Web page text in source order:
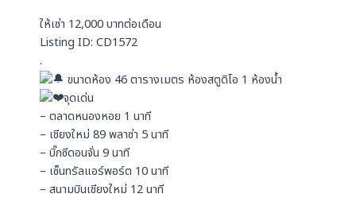
p
p
ให้เช่า 12,000 บาทต่อเดือน
Listing ID: CD1572
.
ขนาดห้อง 46 ตารางเมตร ห้องสตูดิโอ 1 ห้องน้ำ
จุดเด่น
– ตลาดหนองหอย 1 นาที
– เชียงใหม่ 89 พลาซ่า 5 นาที
– บิ๊กซีดอนจั่น 9 นาที
– เซ็นทรัลแอร์พอร์ต 10 นาที
– สนามบินเชียงใหม่ 12 นาที